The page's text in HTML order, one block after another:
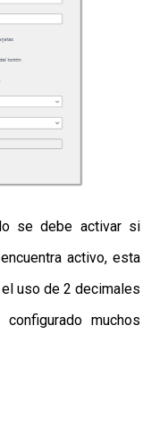
se debe activar si
activo, esta
uso de 2 decimales
muchos